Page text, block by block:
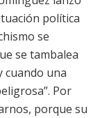
política
se
se tambalea
cuando una
Por
porque su